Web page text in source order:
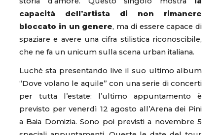
capacità dell’artista di non rimanere
bloccato in un genere, ma di essere capace di
spaziare e avere una cifra stilistica riconoscibile,
che ne fa un unicum sulla scena urban italiana.
Luchè sta presentando live il suo ultimo album
“Dove volano le aquile” con una serie di concerti
per tutta l’estate: l’ultimo appuntamento è
previsto per venerdì 12 agosto all’Arena dei Pini
a Baia Domizia. Sono poi previsti a novembre 5